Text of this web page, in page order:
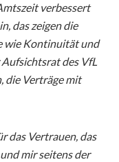
verbessert
das zeigen die
wie Kontinuität und
des VfL
die Verträge mit
das Vertrauen, das
mir seitens der